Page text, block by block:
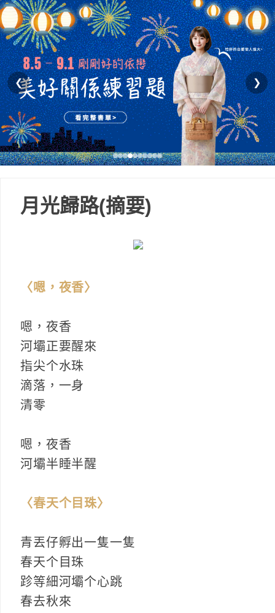
❮ ❯
月光歸路(摘要)
〈嗯，夜香〉
嗯，夜香
河壩正要醒來
指尖个水珠
滴落，一身
清零
嗯，夜香
河壩半睡半醒
〈春天个目珠〉
青丟仔孵出一隻一隻
春天个目珠
跈等細河壩个心跳
春去秋來